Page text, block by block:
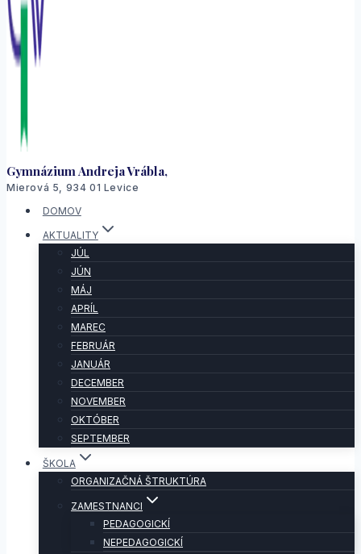
Gymnázium Andreja Vrábla,
Mierová 5, 934 01 Levice
DOMOV
AKTUALITY
JÚL
JÚN
MÁJ
APRÍL
MAREC
FEBRUÁR
JANUÁR
DECEMBER
NOVEMBER
OKTÓBER
SEPTEMBER
ŠKOLA
ORGANIZAČNÁ ŠTRUKTÚRA
ZAMESTNANCI
PEDAGOGICKÍ
NEPEDAGOGICKÍ